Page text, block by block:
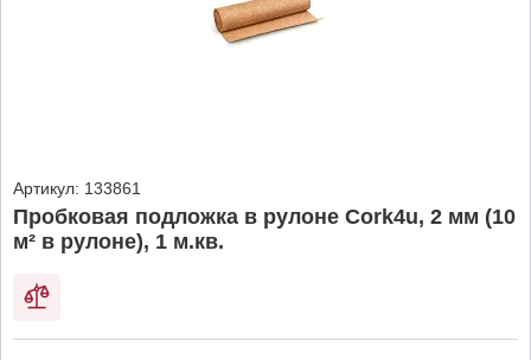
Артикул: 133861
Пробковая подложка в рулоне Cork4u, 2 мм (10
м² в рулоне), 1 м.кв.